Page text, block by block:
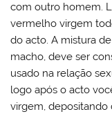
com outro homem.
vermelho virgem
do acto. A mistura
macho, deve ser
usado na relação
logo após o acto
virgem, depositando